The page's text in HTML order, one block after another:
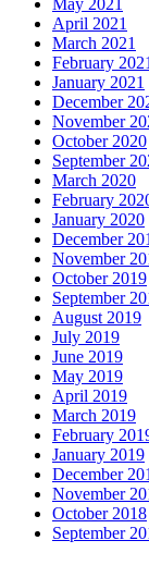
May 2021
April 2021
March 2021
February 2021
January 2021
December
November
October 2020
September
March 2020
February
January 2020
December
November
October 2019
September
August 2019
July 2019
June 2019
May 2019
April 2019
March 2019
February
January 2019
December
November
October 2018
September